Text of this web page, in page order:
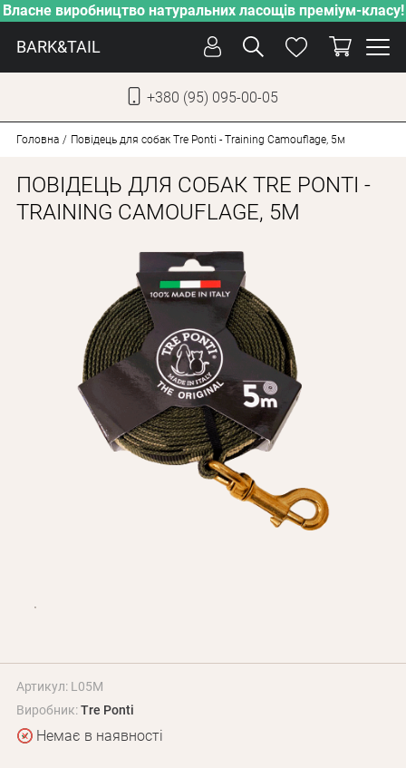
Власне виробництво натуральних ласощів преміум-класу!
BARK&TAIL
+380 (95) 095-00-05
СОБАКИ
КОТИ
ВІД СПЕКИ
ВЛАСНЕ ВИРОБНИЦТВО
НОВИНКИ
АКЦІЇ
БЛОГ
Оплата і доставка
Програма лояльності
Про Нас
Оптовим клієнтам
Головна Повідець для собак Tre Ponti - Training Camouflage, 5м
ПОВІДЕЦЬ ДЛЯ СОБАК TRE PONTI -
TRAINING CAMOUFLAGE, 5М
Артикул: L05M
Виробник:Tre Ponti
Немає в наявності